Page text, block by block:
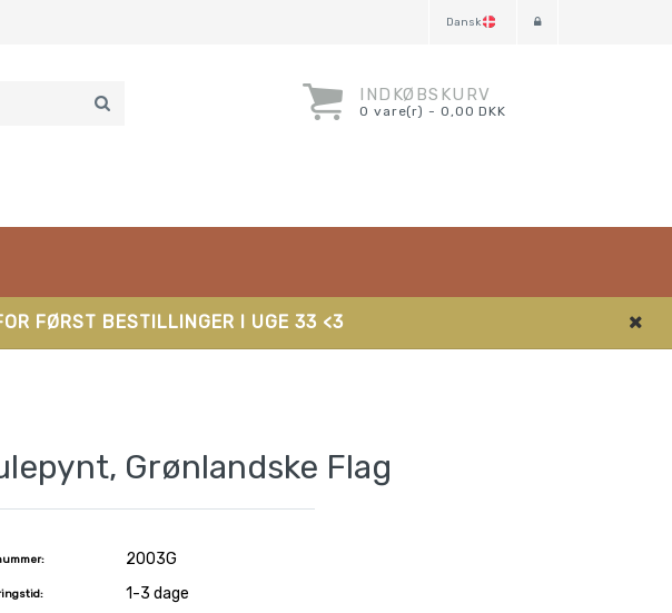
Dansk
INDKØBSKURV
0 vare(r) - 0,00 DKK
FØRST BESTILLINGER I UGE 33 <3
Grønlandske Flag
2003G
1-3 dage